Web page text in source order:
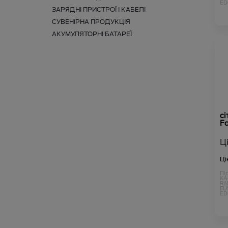
ЗАРЯДНІ ПРИСТРОЇ І КАБЕЛІ
СУВЕНІРНА ПРОДУКЦІЯ
АКУМУЛЯТОРНІ БАТАРЕЇ